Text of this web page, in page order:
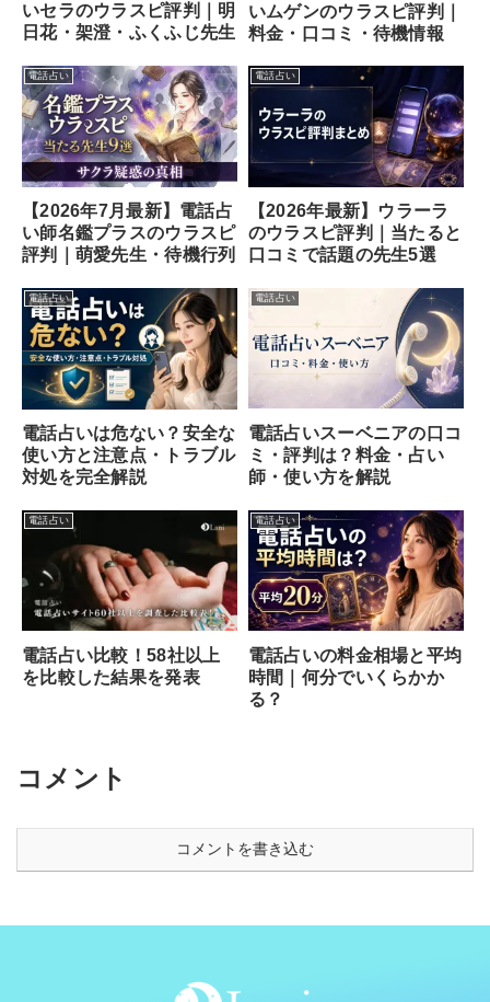
いセラのウラスピ評判｜明
日花・架澄・ふくふじ先生
いムゲンのウラスピ評判｜
料金・口コミ・待機情報
電話占い
【2026年7月最新】電話占
い師名鑑プラスのウラスピ
評判｜萌愛先生・待機行列
電話占い
【2026年最新】ウラーラ
のウラスピ評判｜当たると
口コミで話題の先生5選
電話占い
電話占いは危ない？安全な
使い方と注意点・トラブル
対処を完全解説
電話占い
電話占いスーベニアの口コ
ミ・評判は？料金・占い
師・使い方を解説
電話占い
電話占い比較！58社以上
を比較した結果を発表
電話占い
電話占いの料金相場と平均
時間｜何分でいくらかか
る？
コメント
コメントを書き込む